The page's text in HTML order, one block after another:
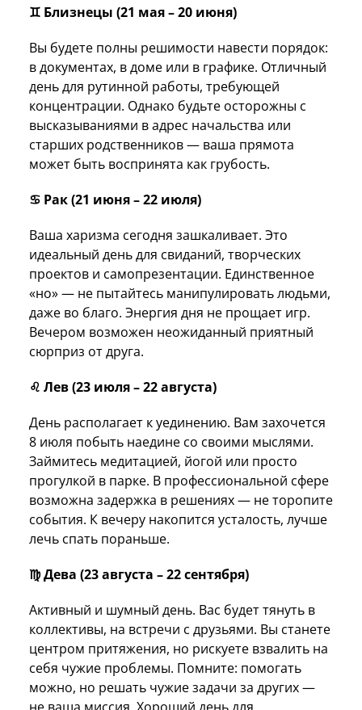
♊ Близнецы (21 мая – 20 июня)
Вы будете полны решимости навести порядок:
в документах, в доме или в графике. Отличный
день для рутинной работы, требующей
концентрации. Однако будьте осторожны с
высказываниями в адрес начальства или
старших родственников — ваша прямота
может быть воспринята как грубость.
♋ Рак (21 июня – 22 июля)
Ваша харизма сегодня зашкаливает. Это
идеальный день для свиданий, творческих
проектов и самопрезентации. Единственное
«но» — не пытайтесь манипулировать людьми,
даже во благо. Энергия дня не прощает игр.
Вечером возможен неожиданный приятный
сюрприз от друга.
♌ Лев (23 июля – 22 августа)
День располагает к уединению. Вам захочется
8 июля побыть наедине со своими мыслями.
Займитесь медитацией, йогой или просто
прогулкой в парке. В профессиональной сфере
возможна задержка в решениях — не торопите
события. К вечеру накопится усталость, лучше
лечь спать пораньше.
♍ Дева (23 августа – 22 сентября)
Активный и шумный день. Вас будет тянуть в
коллективы, на встречи с друзьями. Вы станете
центром притяжения, но рискуете взвалить на
себя чужие проблемы. Помните: помогать
можно, но решать чужие задачи за других —